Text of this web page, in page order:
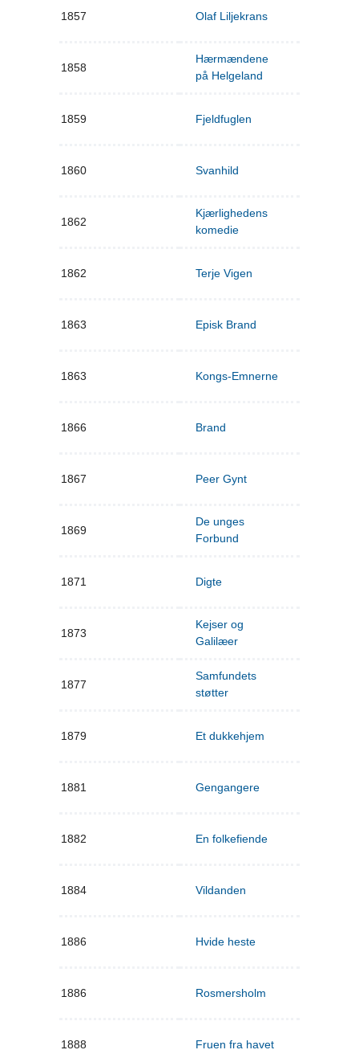
1857 Olaf Liljekrans
1858
Hærmændene
på Helgeland
1859 Fjeldfuglen
1860 Svanhild
1862
Kjærlighedens
komedie
1862 Terje Vigen
1863 Episk Brand
1863 Kongs-Emnerne
1866 Brand
1867 Peer Gynt
1869
De unges
Forbund
1871 Digte
1873
Kejser og
Galilæer
1877
Samfundets
støtter
1879 Et dukkehjem
1881 Gengangere
1882 En folkefiende
1884 Vildanden
1886 Hvide heste
1886 Rosmersholm
1888 Fruen fra havet